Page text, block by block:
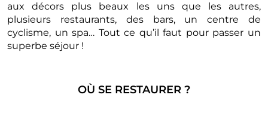
aux décors plus beaux les uns que les autres,
plusieurs restaurants, des bars, un centre de
cyclisme, un spa… Tout ce qu’il faut pour passer un
superbe séjour !
OÙ SE RESTAURER ?